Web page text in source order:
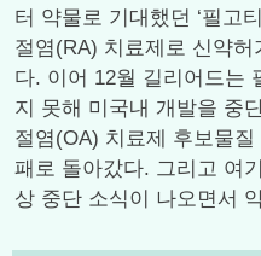
터 약물로 기대했던 ‘필고
절염(RA) 치료제로 신약
다. 이어 12월 길리어드는
지 못해 미국내 개발을 중
절염(OA) 치료제 후보물질
패로 돌아갔다. 그리고 여
상 중단 소식이 나오면서